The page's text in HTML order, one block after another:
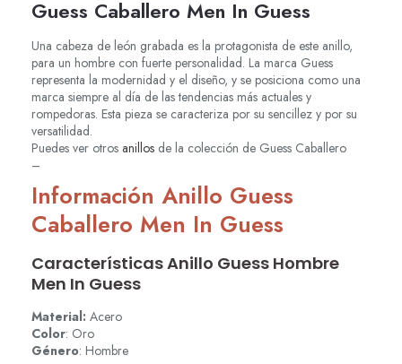
Guess Caballero Men In Guess
Una cabeza de león grabada es la protagonista de este anillo,
para un hombre con fuerte personalidad. La marca Guess
representa la modernidad y el diseño, y se posiciona como una
marca siempre al día de las tendencias más actuales y
rompedoras. Esta pieza se caracteriza por su sencillez y por su
versatilidad.
Puedes ver otros anillos de la colección de Guess Caballero
–
Información Anillo Guess
Caballero Men In Guess
Características Anillo Guess Hombre
Men In Guess
Material: Acero
Color: Oro
Género: Hombre